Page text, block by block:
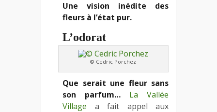
Une vision inédite des
fleurs à l’état pur.
L’odorat
© Cedric Porchez
Que serait une fleur sans
son parfum…
La Vallée
Village a fait appel aux